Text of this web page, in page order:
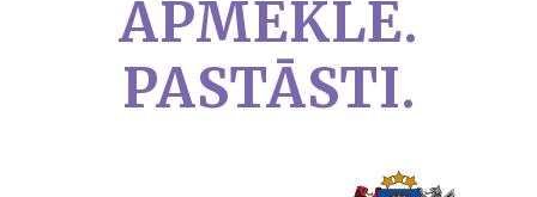
APMEKLĒ.
PASTĀSTI.